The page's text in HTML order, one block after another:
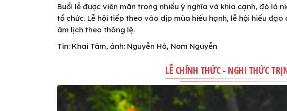
Buổi lễ được viên mãn trong nhiều ý nghĩa và khía cạnh, đó là
tổ chức. Lễ hội tiếp theo vào dịp mùa hiếu hạnh, lễ hội hiếu
âm lịch theo thông lệ.
Tin: Khai Tâm, ảnh: Nguyễn Hà, Nam Nguyễn
LỄ CHÍNH THỨC - NGHI THỨC